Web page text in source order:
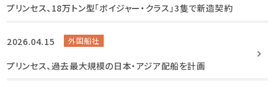
プリンセス、18万トン型「ボイジャー・クラス」3隻で新造契約
2026.04.15 外国船社
プリンセス、過去最大規模の日本・アジア配船を計画